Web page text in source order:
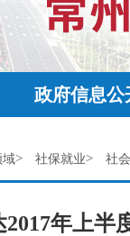
政府信息公
域> 社保就业> 社
2017年上半